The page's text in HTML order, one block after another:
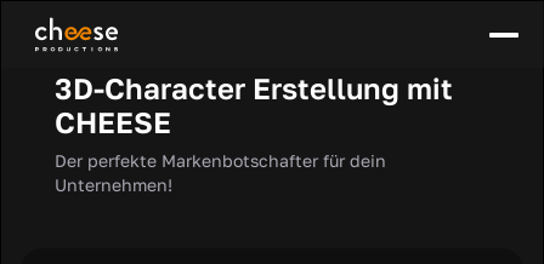
3D-Character Erstellung mit
CHEESE
Der perfekte Markenbotschafter für dein
Unternehmen!